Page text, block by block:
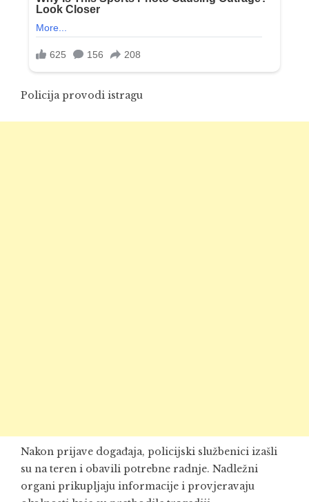
Policija provodi istragu
Nakon prijave događaja, policijski službenici izašli
su na teren i obavili potrebne radnje. Nadležni
organi prikupljaju informacije i provjeravaju